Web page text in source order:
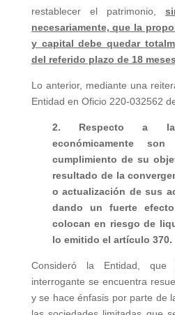
restablecer el patrimonio,
necesariamente, que la
y capital debe quedar
del referido plazo de 18
Lo anterior, mediante una
Entidad en Oficio 220-032562
2. Respecto a
económicamente
cumplimiento de su
resultado de la
o actualización de sus
dando un fuerte
colocan en riesgo de
lo emitido el artículo 370.
Consideró la Entidad,
interrogante se encuentra
y se hace énfasis por parte de